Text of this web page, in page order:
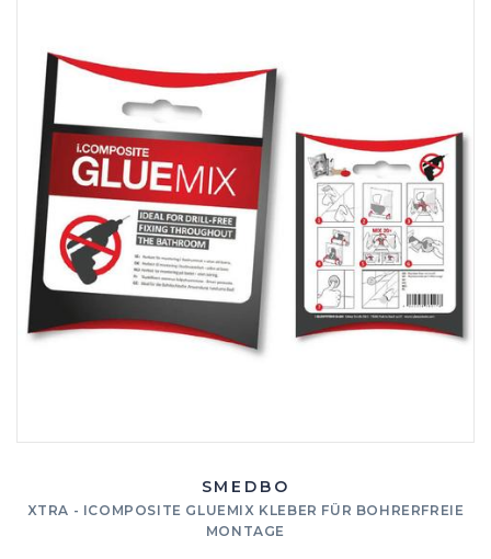
SMEDBO
XTRA - ICOMPOSITE GLUEMIX KLEBER FÜR BOHRERFREIE
MONTAGE